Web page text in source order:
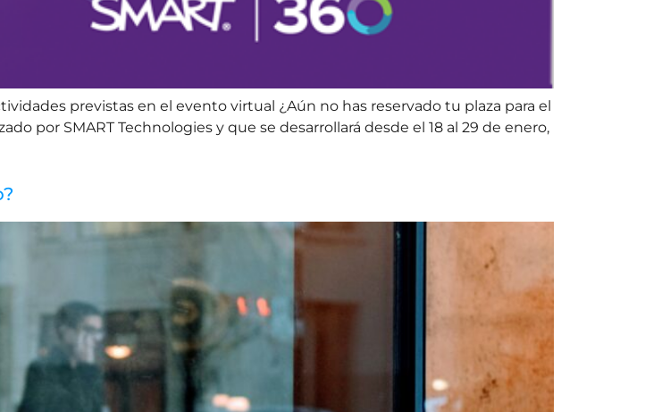
previstas en el evento virtual ¿Aún no has reservado tu plaza para el
por SMART Technologies y que se desarrollará desde el 18 al 29 de enero,